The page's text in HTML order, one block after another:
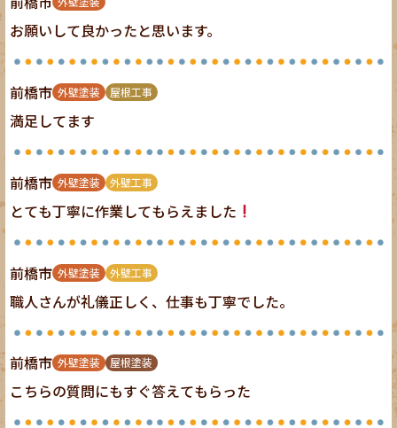
お願いして良かったと思います。
前橋市 外壁塗装 屋根工事
満足してます
前橋市 外壁塗装 外壁工事
とても丁寧に作業してもらえました
前橋市 外壁塗装 外壁工事
職人さんが礼儀正しく、仕事も丁寧でした。
前橋市 外壁塗装 屋根塗装
こちらの質問にもすぐ答えてもらった